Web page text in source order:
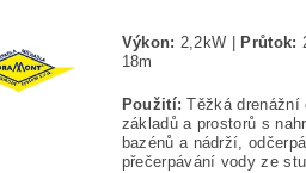
Výkon: 2,2kW | Průtok:
18m
Použití: Těžká drenážní
základů a prostorů s
bazénů a nádrží,
přečerpávání vody ze